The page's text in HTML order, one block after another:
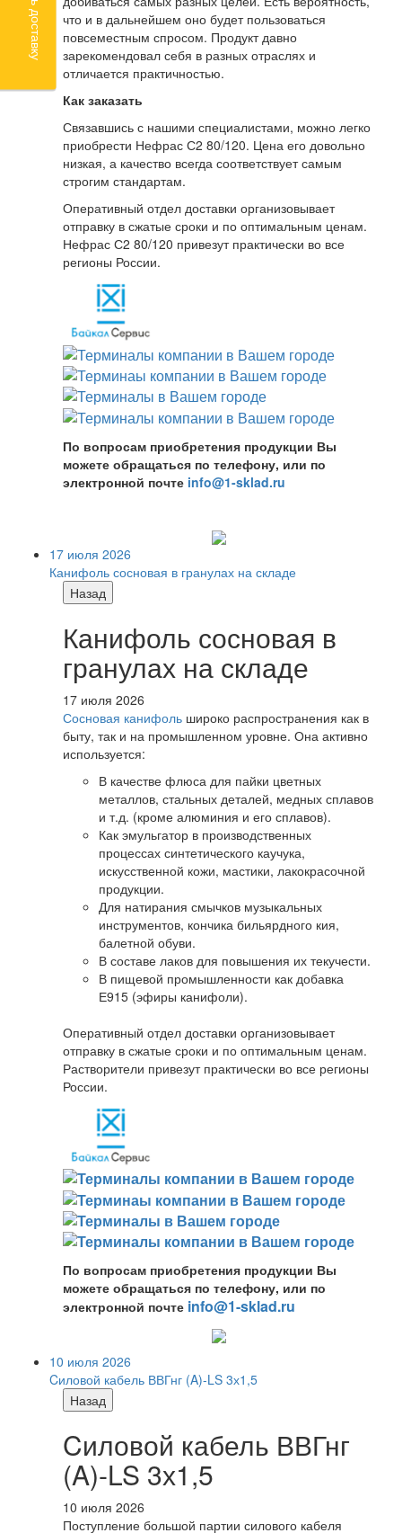
что и в дальнейшем оно будет пользоваться
повсеместным спросом. Продукт давно
зарекомендовал себя в разных отраслях и
отличается практичностью.
Как заказать
Связавшись с нашими специалистами, можно легко
приобрести Нефрас С2 80/120. Цена его довольно
низкая, а качество всегда соответствует самым
строгим стандартам.
Оперативный отдел доставки организовывает
отправку в сжатые сроки и по оптимальным ценам.
Нефрас С2 80/120 привезут практически во все
регионы России.
По вопросам приобретения продукции Вы
можете обращаться по телефону, или по
электронной почте info@1-sklad.ru
17 июля 2026
Канифоль сосновая в гранулах на складе
Назад
Канифоль сосновая в
гранулах на складе
17 июля 2026
Сосновая канифоль широко распространения как в
быту, так и на промышленном уровне. Она активно
используется:
В качестве флюса для пайки цветных
металлов, стальных деталей, медных сплавов
и т.д. (кроме алюминия и его сплавов).
Как эмульгатор в производственных
процессах синтетического каучука,
искусственной кожи, мастики, лакокрасочной
продукции.
Для натирания смычков музыкальных
инструментов, кончика бильярдного кия,
балетной обуви.
В составе лаков для повышения их текучести.
В пищевой промышленности как добавка
Е915 (эфиры канифоли).
Оперативный отдел доставки организовывает
отправку в сжатые сроки и по оптимальным ценам.
Растворители привезут практически во все регионы
России.
По вопросам приобретения продукции Вы
можете обращаться по телефону, или по
электронной почте info@1-sklad.ru
10 июля 2026
Cиловой кабель ВВГнг (A)-LS 3х1,5
Назад
Cиловой кабель ВВГнг
(A)-LS 3х1,5
10 июля 2026
Поступление большой партии силового кабеля